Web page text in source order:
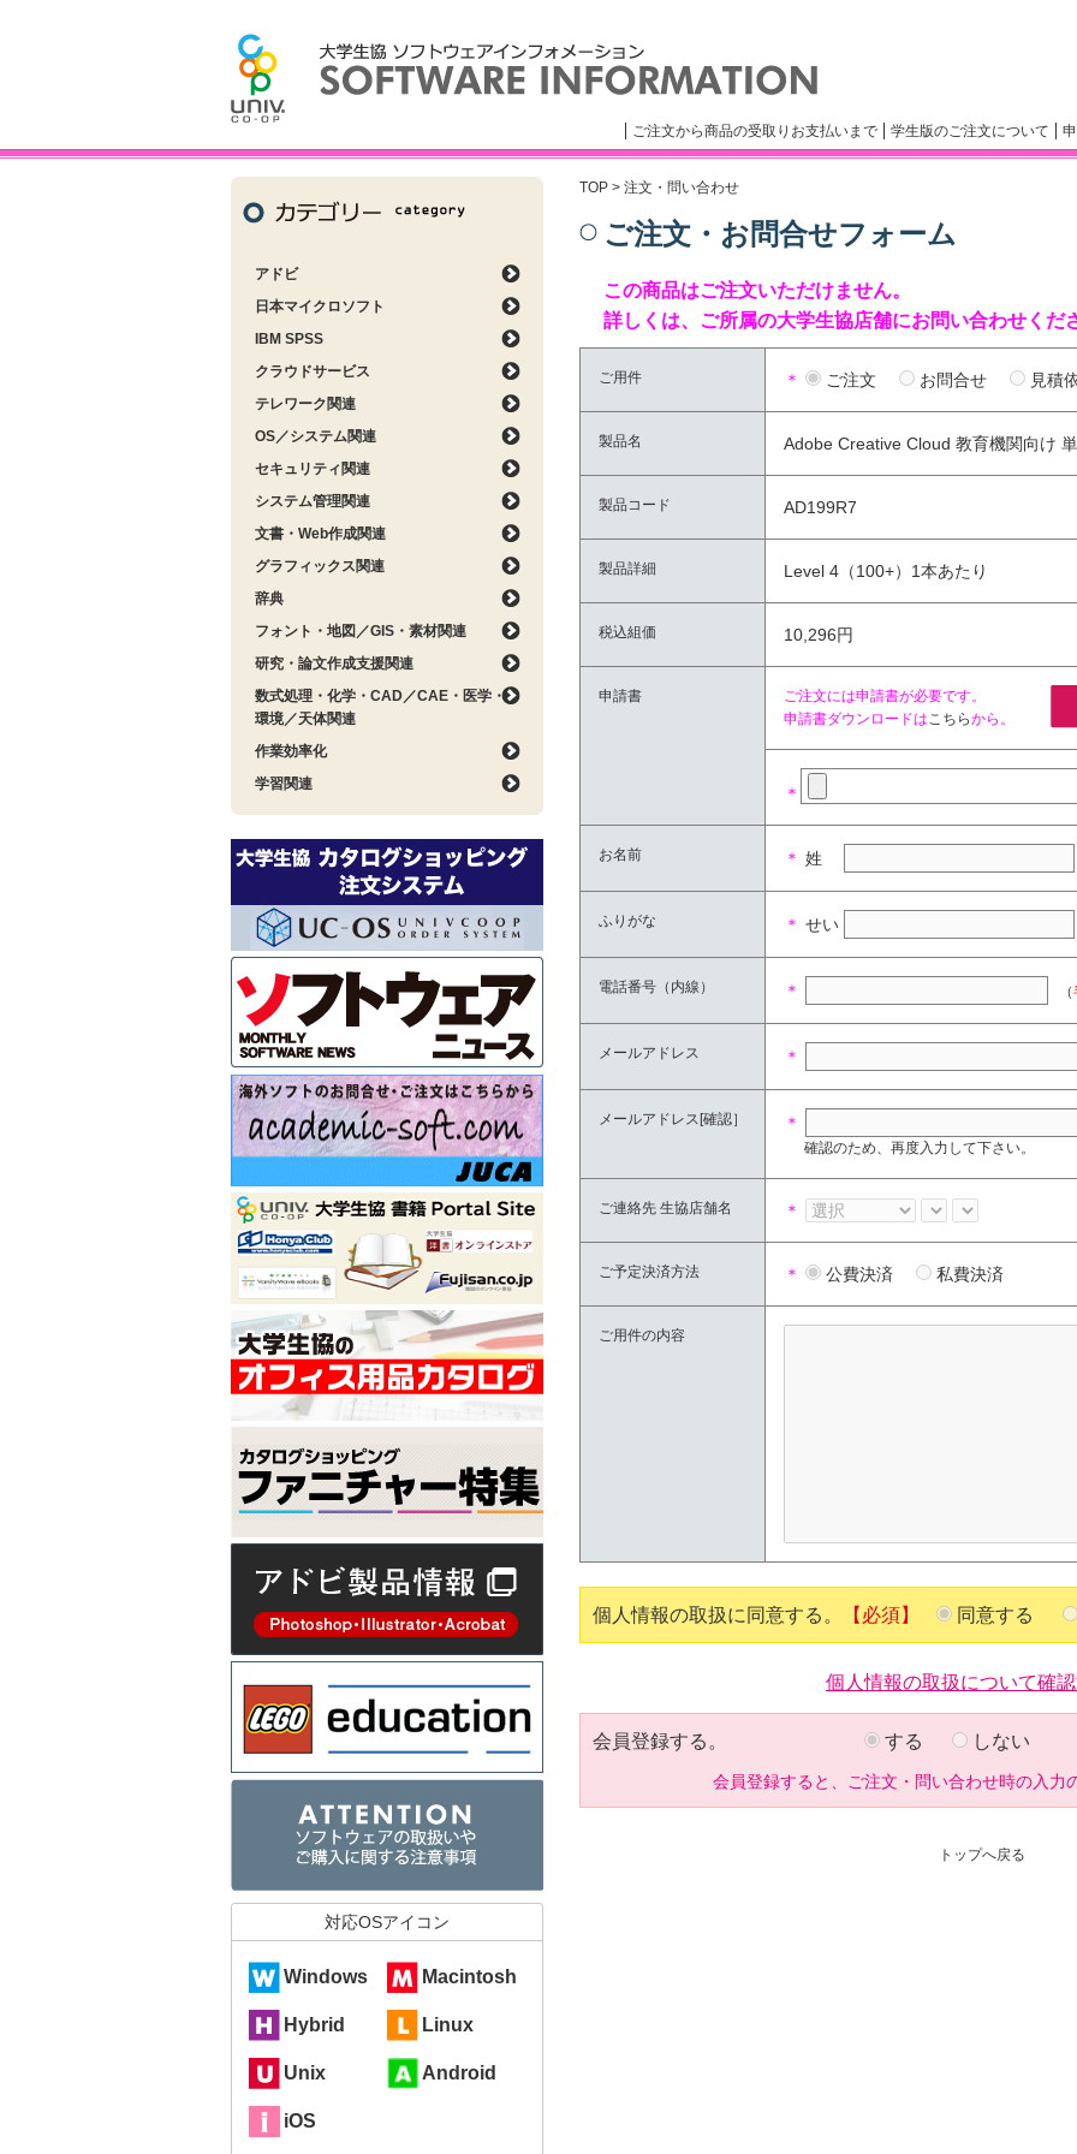
ご注文から商品の受取りお支払いまで 学生版のご注文について
TOP > 注文・問い合わせ
ご注文・お問合せフォーム
この商品はご注文いただけません。
詳しくは、ご所属の大学生協店舗にお問い合わせくだ
ご用件 ＊ ご注文 お問合せ 見積
製品名 Adobe Creative Cloud 教育機関向け
製品コード AD199R7
製品詳細 Level 4（100+）1本あたり
税込組価 10,296円
申請書
ご注文には申請書が必要です。
申請書ダウンロードはこちらから。
＊
お名前 ＊ 姓
ふりがな ＊ せい
電話番号（内線） ＊ （
メールアドレス ＊
メールアドレス[確認］ ＊
確認のため、再度入力して下さい。
ご連絡先 生協店舗名 ＊
ご予定決済方法 ＊ 公費決済 私費決済
ご用件の内容
個人情報の取扱に同意する。 【必須】 同意する
個人情報の取扱について確
会員登録する。 する しない
会員登録すると、ご注文・問い合わせ時の入力
トップへ戻る
アドビ
日本マイクロソフト
IBM SPSS
クラウドサービス
テレワーク関連
OS／システム関連
セキュリティ関連
システム管理関連
文書・Web作成関連
グラフィックス関連
辞典
フォント・地図／GIS・素材関連
研究・論文作成支援関連
数式処理・化学・CAD／CAE・医学・
環境／天体関連
作業効率化
学習関連
対応OSアイコン
Windows Macintosh
Hybrid Linux
Unix Android
iOS